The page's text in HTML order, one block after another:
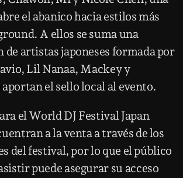
el abanico hacia estilos más
A ellos se suma una
de artistas japoneses formada por
Lil Nanaa, Mackey y
el sello local al evento.
el World DJ Festival Japan
a la venta a través de los
del festival, por lo que el público
puede asegurar su acceso